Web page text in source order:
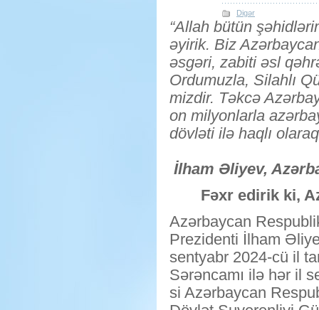
Digər
“Allah bütün
əyirik. Biz
əsgəri, zabiti əsl
Ordumuzla, Silahlı
mizdir. Təkcə
on milyonlarla
dövləti ilə haqlı
İlham Əliyev,
Fəxr edirik ki,
Azərbaycan
Prezidenti İlham
sentyabr 2024-cü il
Sərəncamı ilə hər il
si Azərbaycan